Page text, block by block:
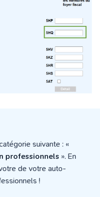
suivante : «
professionnels ». En
de votre auto-
!